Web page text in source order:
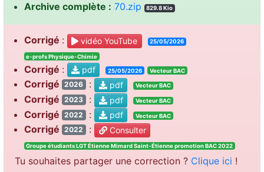
Archive complète : 70.zip 829.8 Kio
Corrigé : vidéo YouTube 25/05/2026
e-profs Physique-Chimie
Corrigé : pdf 25/05/2026 Vecteur BAC
Corrigé 2026 : pdf Vecteur BAC
Corrigé 2023 : pdf Vecteur BAC
Corrigé 2022 : pdf Vecteur BAC
Corrigé 2022 : Consulter
Groupe étudiants LGT Étienne Mimard Saint-Étienne promotion BAC 2022
Tu souhaites partager une correction ? Clique ici !